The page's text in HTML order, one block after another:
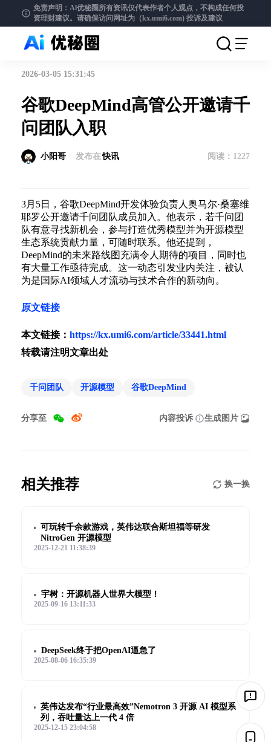
免责声明：Al优秘圈所有资讯仅代表作者个人观点，不构成任何投
资理财建议。请确保访问网址为（kx.umi6.com) 投诉及建议
2026-03-05 15:31:45
谷歌DeepMind高管公开邀请千
问团队入职
小阳哥 发布在快讯 阅读： 1227
3月5日，谷歌DeepMind开发体验负责人奥马尔·桑塞维
耶罗公开邀请千问团队成员加入。他表示，若千问团
队有意寻找新机会，参与打造优秀模型并为开源模型
生态系统贡献力量，可随时联系。他还提到，
DeepMind的未来路线图充满令人期待的项目，同时也
有大量工作亟待完成。这一动态引发业内关注，被认
为是国际AI领域人才流动与技术合作的新动向。
原文链接
本文链接： https://kx.umi6.com/article/33441.html
转载请注明文章出处
千问团队 开源模型 谷歌DeepMind
分享至 内容投诉 生成图片
相关推荐 换一换
可玩转千余款游戏，英伟达联合斯坦福等研发
NitroGen 开源模型
2025-12-21 11:38:39
宇树：开源机器人世界大模型！
2025-09-16 13:11:33
DeepSeek终于把OpenAI逼急了
2025-08-06 16:35:39
英伟达发布“行业最高效”Nemotron 3 开源 AI 模型系
列，吞吐量达上一代 4 倍
2025-12-15 23:04:58